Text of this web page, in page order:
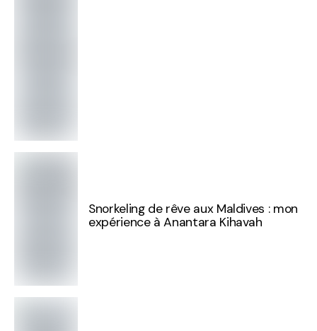
Snorkeling de rêve aux Maldives : mon
expérience à Anantara Kihavah